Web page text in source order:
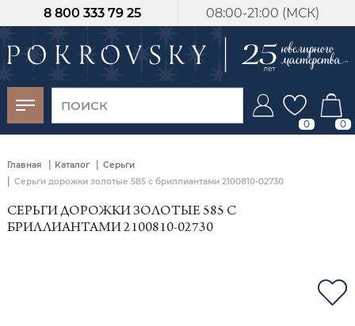
08:00-21:00 (МСК)
8 800 333 79 25
0 0
Главная | Каталог | Серьги
| Серьги дорожки золотые 585 с бриллиантами 2100810-02730
СЕРЬГИ ДОРОЖКИ ЗОЛОТЫЕ 585 С
БРИЛЛИАНТАМИ 2100810-02730
-30%
от 15 дней с
момента оплаты